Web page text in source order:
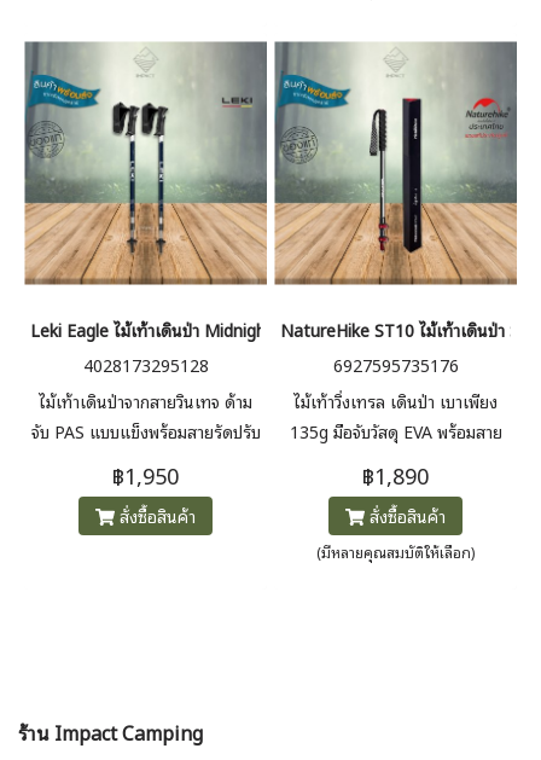
Leki Eagle ไม้เท้าเดินป่า Midnight Blue Dark Metallic - White
4028173295128
ไม้เท้าเดินป่าจากสายวินเทจ ด้าม
จับ PAS แบบแข็งพร้อมสายรัดปรับ
คุณ ในขณะที่ระบบ Super Lock
ให้คุณเลือกความยาวได้ตาม
฿1,950
สั่งซื้อสินค้า
NatureHike ST10 ไม้เท้าเดินป่า
6927595735176
ไม้เท้าวิ่งเทรล เดินป่า เบาเพียง
135g มือจับวัสดุ EVA พร้อมสาย
จากด้านนอก หัวไม้แข็งแรงด้วย
วัสดุ Aluminum Alloy (1 ชิ้น)
฿1,890
สั่งซื้อสินค้า
(มีหลายคุณสมบัติให้เลือก)
ร้าน Impact Camping